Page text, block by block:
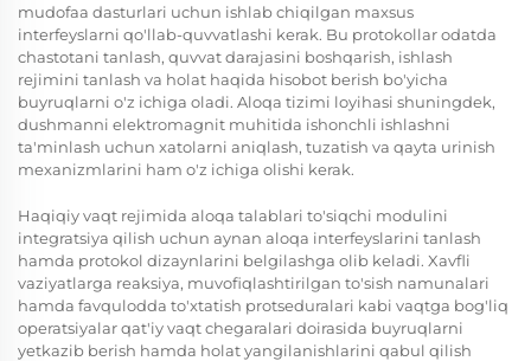
mudofaa dasturlari uchun ishlab chiqilgan maxsus
interfeyslarni qo'llab-quvvatlashi kerak. Bu protokollar odatda
chastotani tanlash, quvvat darajasini boshqarish, ishlash
rejimini tanlash va holat haqida hisobot berish bo'yicha
buyruqlarni o'z ichiga oladi. Aloqa tizimi loyihasi shuningdek,
dushmanni elektromagnit muhitida ishonchli ishlashni
ta'minlash uchun xatolarni aniqlash, tuzatish va qayta urinish
mexanizmlarini ham o'z ichiga olishi kerak.
Haqiqiy vaqt rejimida aloqa talablari to'siqchi modulini
integratsiya qilish uchun aynan aloqa interfeyslarini tanlash
hamda protokol dizaynlarini belgilashga olib keladi. Xavfli
vaziyatlarga reaksiya, muvofiqlashtirilgan to'sish namunalari
hamda favqulodda to'xtatish protseduralari kabi vaqtga bog'liq
operatsiyalar qat'iy vaqt chegaralari doirasida buyruqlarni
yetkazib berish hamda holat yangilanishlarini qabul qilish